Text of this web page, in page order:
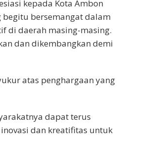
kepada Kota Ambon
bersemangat dalam
di daerah masing-masing.
dan dikembangkan demi
atas penghargaan yang
dapat terus
dan kreatifitas untuk